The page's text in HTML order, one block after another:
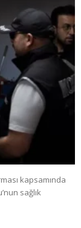
kapsamında
sağlık